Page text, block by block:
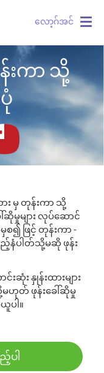
လော့ဂ်အင်
န်းကာ သို့
ား မှ တုန်းကာ သို့
မှုများ လုပ်ဆောင်
စ၍ ဖြင့် တုန်းကာ -
နံပါတ်သို့မဆို ဖုန်း
း နှုန်းထားများ
မဟုတ် ဖုန်းခေါ်ဆိုမှု
ါ။
ပါ